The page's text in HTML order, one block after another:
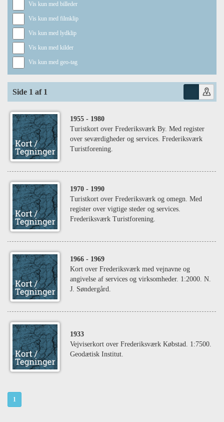
Vis kun med billeder
Vis kun med filmklip
Vis kun med lydklip
Vis kun med kilder
Vis kun med geo-tag
Side 1 af 1
1955 - 1980
Turistkort over Frederiksværk By. Med register
over seværdigheder og services. Frederiksværk
Turistforening.
1970 - 1990
Turistkort over Frederiksværk og omegn. Med
register over vigtige steder og services.
Frederiksværk Turistforening.
1966 - 1969
Kort over Frederiksværk med vejnavne og
angivelse af services og virksomheder. 1:2000. N.
J. Søndergård.
1933
Vejviserkort over Frederiksværk Købstad. 1:7500.
Geodætisk Institut.
1